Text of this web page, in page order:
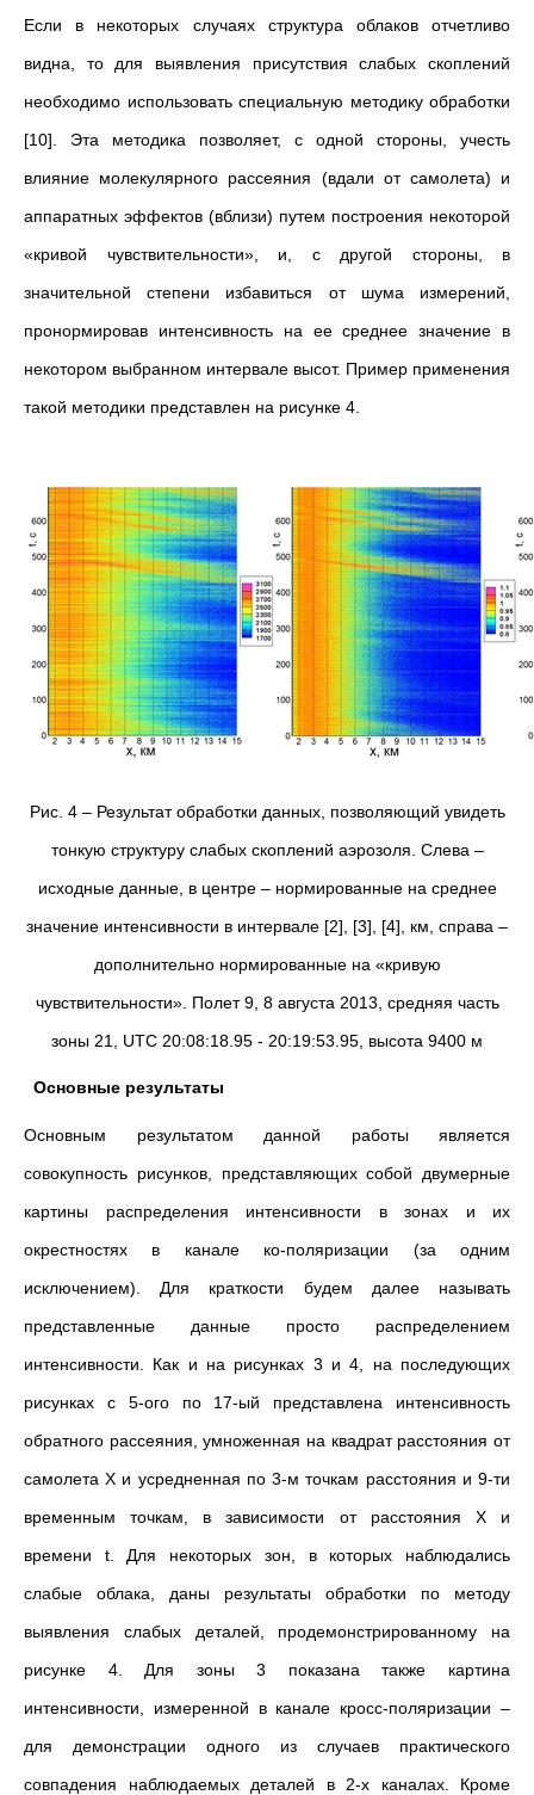
Если в некоторых случаях структура облаков отчетливо
видна, то для выявления присутствия слабых скоплений
необходимо использовать специальную методику обработки
[10]. Эта методика позволяет, с одной стороны, учесть
влияние молекулярного рассеяния (вдали от самолета) и
аппаратных эффектов (вблизи) путем построения некоторой
«кривой чувствительности», и, с другой стороны, в
значительной степени избавиться от шума измерений,
пронормировав интенсивность на ее среднее значение в
некотором выбранном интервале высот. Пример применения
такой методики представлен на рисунке 4.
Рис. 4 – Результат обработки данных, позволяющий увидеть
тонкую структуру слабых скоплений аэрозоля. Слева –
исходные данные, в центре – нормированные на среднее
значение интенсивности в интервале [2], [3], [4], км, справа –
дополнительно нормированные на «кривую
чувствительности». Полет 9, 8 августа 2013, средняя часть
зоны 21, UTC 20:08:18.95 - 20:19:53.95, высота 9400 м
Основные результаты
Основным результатом данной работы является
совокупность рисунков, представляющих собой двумерные
картины распределения интенсивности в зонах и их
окрестностях в канале ко-поляризации (за одним
исключением). Для краткости будем далее называть
представленные данные просто распределением
интенсивности. Как и на рисунках 3 и 4, на последующих
рисунках с 5-ого по 17-ый представлена интенсивность
обратного рассеяния, умноженная на квадрат расстояния от
самолета X и усредненная по 3-м точкам расстояния и 9-ти
временным точкам, в зависимости от расстояния X и
времени t. Для некоторых зон, в которых наблюдались
слабые облака, даны результаты обработки по методу
выявления слабых деталей, продемонстрированному на
рисунке 4. Для зоны 3 показана также картина
интенсивности, измеренной в канале кросс-поляризации –
для демонстрации одного из случаев практического
совпадения наблюдаемых деталей в 2-х каналах. Кроме